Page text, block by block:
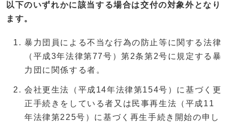
以下のいずれかに該当する場合は交付の対象外となり
ます。
暴力団員による不当な行為の防止等に関する法律
（平成3年法律第77号）第2条第2号に規定する暴
力団に関係する者。
会社更生法（平成14年法律第154号）に基づく更
正手続きをしている者又は民事再生法（平成11
年法律第225号）に基づく再生手続き開始の申し